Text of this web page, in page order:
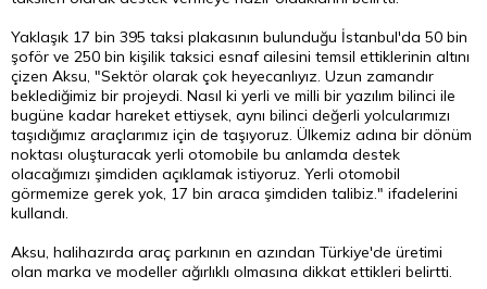
Yaklaşık 17 bin 395 taksi plakasının bulunduğu İstanbul'da 50 bin
şoför ve 250 bin kişilik taksici esnaf ailesini temsil ettiklerinin altını
çizen Aksu, "Sektör olarak çok heyecanlıyız. Uzun zamandır
beklediğimiz bir projeydi. Nasıl ki yerli ve milli bir yazılım bilinci ile
bugüne kadar hareket ettiysek, aynı bilinci değerli yolcularımızı
taşıdığımız araçlarımız için de taşıyoruz. Ülkemiz adına bir dönüm
noktası oluşturacak yerli otomobile bu anlamda destek
olacağımızı şimdiden açıklamak istiyoruz. Yerli otomobil
görmemize gerek yok, 17 bin araca şimdiden talibiz." ifadelerini
kullandı.
Aksu, halihazırda araç parkının en azından Türkiye'de üretimi
olan marka ve modeller ağırlıklı olmasına dikkat ettikleri belirtti.